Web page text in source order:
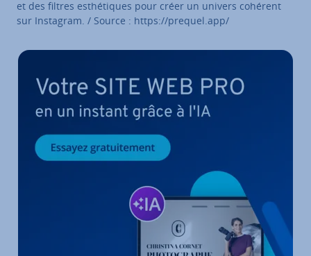
et des filtres es­thé­tiques pour créer un univers cohérent
sur Instagram. / Source : https://prequel.app/